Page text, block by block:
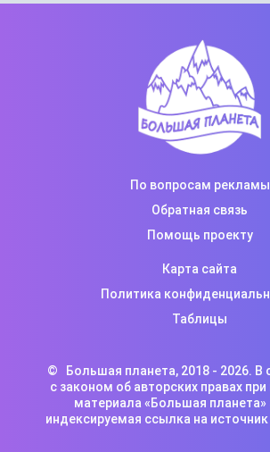
Карта сайта
Политика
Таблицы
По вопросам рекламы
Обратная связь
Помощь проекту
© Большая планета, 2018 - 2026. В
с законом об авторских правах
материала «Большая планета»
индексируемая ссылка на источник